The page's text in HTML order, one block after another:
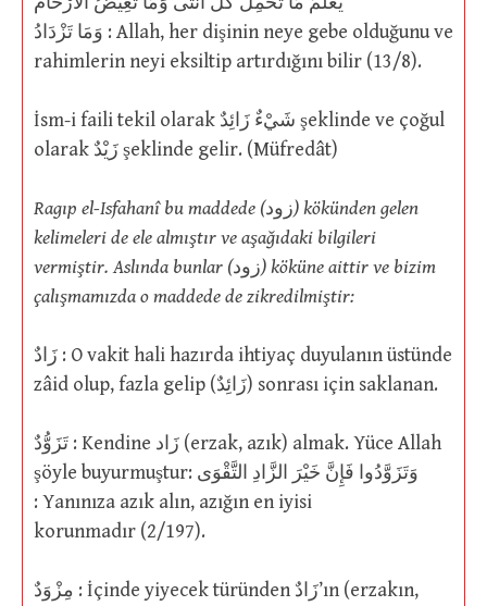
وَمَا تَزْدَادُ : Allah, her dişinin neye gebe olduğunu ve
rahimlerin neyi eksiltip artırdığını bilir (13/8).
İsm-i faili tekil olarak شَيْءٌ زَائِدٌ şeklinde ve çoğul
olarak زَيْدٌ şeklinde gelir. (Müfredât)
Ragıp el-Isfahanî bu maddede (زود) kökünden gelen
kelimeleri de ele almıştır ve aşağıdaki bilgileri
vermiştir. Aslında bunlar (زود) köküne aittir ve bizim
çalışmamızda o maddede de zikredilmiştir:
زَادٌ : O vakit hali hazırda ihtiyaç duyulanın üstünde
zâid olup, fazla gelip (زَائِدٌ) sonrası için saklanan.
تَزَوُّدٌ : Kendine زَاد (erzak, azık) almak. Yüce Allah
şöyle buyurmuştur: وَتَزَوَّدُوا فَإِنَّ خَيْرَ الزَّادِ التَّقْوَى
: Yanınıza azık alın, azığın en iyisi
korunmadır (2/197).
مِزْوَدٌ : İçinde yiyecek türünden زَادٌ’ın (erzakın,